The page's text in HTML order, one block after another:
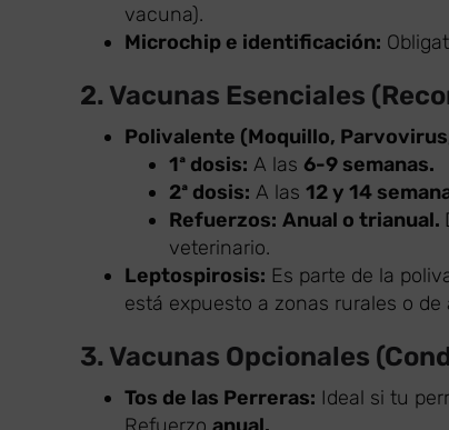
vacuna).
Microchip e identificación:
2. Vacunas Esenciales
Polivalente (Moquillo,
1ª dosis: A las 6-9 semanas.
2ª dosis: A las 12 y 14
Refuerzos: Anual o trianual.
veterinario.
Leptospirosis: Es parte de la
está expuesto a zonas rurales o de
3. Vacunas Opcionales
Tos de las Perreras: Ideal si tu